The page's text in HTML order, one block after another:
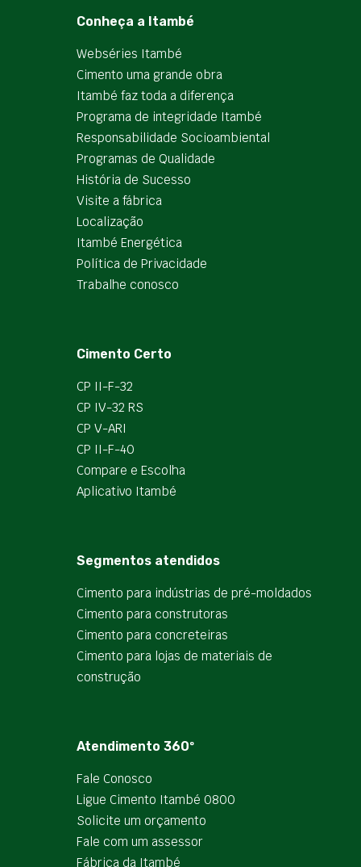
Conheça a Itambé
Webséries Itambé
Cimento uma grande obra
Itambé faz toda a diferença
Programa de integridade Itambé
Responsabilidade Socioambiental
Programas de Qualidade
História de Sucesso
Visite a fábrica
Localização
Itambé Energética
Política de Privacidade
Trabalhe conosco
Cimento Certo
CP II-F-32
CP IV-32 RS
CP V-ARI
CP II-F-40
Compare e Escolha
Aplicativo Itambé
Segmentos atendidos
Cimento para indústrias de pré-moldados
Cimento para construtoras
Cimento para concreteiras
Cimento para lojas de materiais de
construção
Atendimento 360º
Fale Conosco
Ligue Cimento Itambé 0800
Solicite um orçamento
Fale com um assessor
Fábrica da Itambé